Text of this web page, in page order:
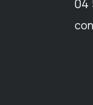
04